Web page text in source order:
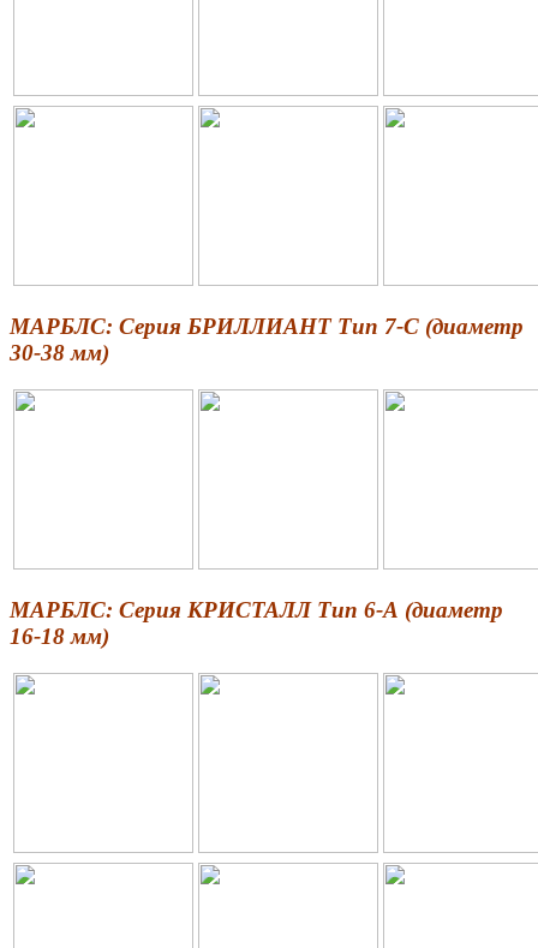
МАРБЛС: Серия БРИЛЛИАНТ Тип 7-С (диаметр
30-38 мм)
МАРБЛС: Серия КРИСТАЛЛ Тип 6-А (диаметр
16-18 мм)